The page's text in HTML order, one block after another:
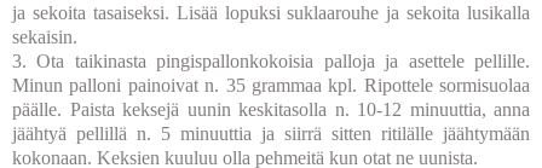
ja sekoita tasaiseksi. Lisää lopuksi suklaarouhe ja sekoita lusikalla
sekaisin.
3. Ota taikinasta pingispallonkokoisia palloja ja asettele pellille.
Minun palloni painoivat n. 35 grammaa kpl. Ripottele sormisuolaa
päälle. Paista keksejä uunin keskitasolla n. 10-12 minuuttia, anna
jäähtyä pellillä n. 5 minuuttia ja siirrä sitten ritilälle jäähtymään
kokonaan. Keksien kuuluu olla pehmeitä kun otat ne uunista.